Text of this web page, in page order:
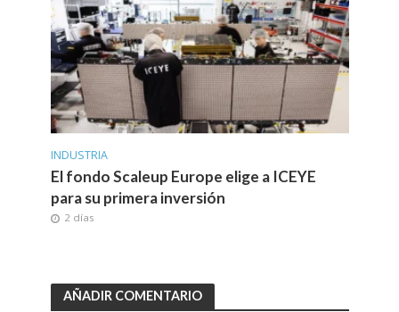
INDUSTRIA
El fondo Scaleup Europe elige a ICEYE
para su primera inversión
2 días
AÑADIR COMENTARIO